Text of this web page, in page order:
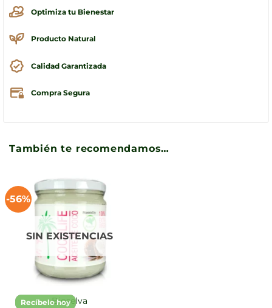
Optimiza tu Bienestar
Producto Natural
Calidad Garantizada
Compra Segura
También te recomendamos…
-56%
SIN EXISTENCIAS
Recíbelo hoyBioselva